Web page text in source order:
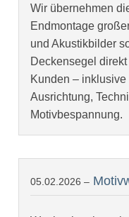
Wir übernehmen
Endmontage
und Akustikbilder
Deckensegel
Kunden – inklusive
Ausrichtung,
Motivbespannung.
05.02.2026 –